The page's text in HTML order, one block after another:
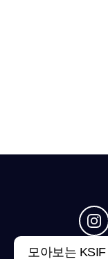
모아보는 KSIF